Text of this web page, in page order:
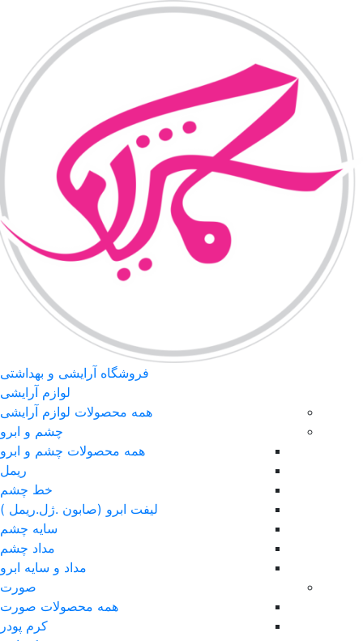
فروشگاه آرایشی و بهداشتی
لوازم آرایشی
همه محصولات لوازم آرایشی
چشم و ابرو
همه محصولات چشم و ابرو
ریمل
خط چشم
لیفت ابرو (صابون .ژل.ریمل )
سایه چشم
مداد چشم
مداد و سایه ابرو
صورت
همه محصولات صورت
کرم پودر